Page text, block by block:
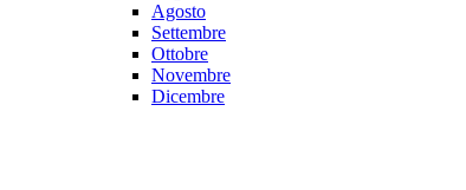
Agosto
Settembre
Ottobre
Novembre
Dicembre